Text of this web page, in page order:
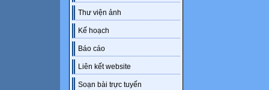
Thư viện ảnh
Kế hoạch
Báo cáo
Liên kết website
Soạn bài trực tuyến